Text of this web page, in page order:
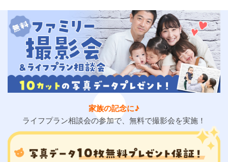
家族の記念に♪
ライフプラン相談会の参加で、無料で撮影会を実施！